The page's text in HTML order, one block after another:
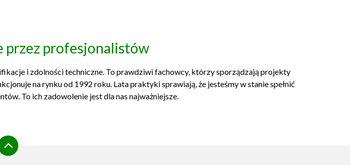
przez profesjonalistów
i zdolności techniczne. To prawdziwi fachowcy, którzy sporządzają projekty
na rynku od 1992 roku. Lata praktyki sprawiają, że jesteśmy w stanie spełnić
To ich zadowolenie jest dla nas najważniejsze.